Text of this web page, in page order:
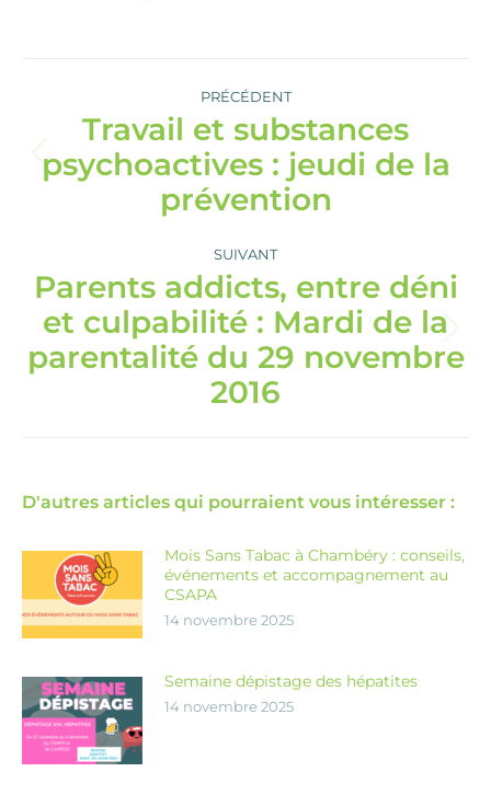
PRÉCÉDENT
Article
précédent
:
Travail et substances
psychoactives : jeudi de la
prévention
SUIVANT
Article
suivant
:
Parents addicts, entre déni
et culpabilité : Mardi de la
parentalité du 29 novembre
2016
D'autres articles qui pourraient vous intéresser :
Mois Sans Tabac à Chambéry : conseils,
événements et accompagnement au
CSAPA
14 novembre 2025
Semaine dépistage des hépatites
14 novembre 2025